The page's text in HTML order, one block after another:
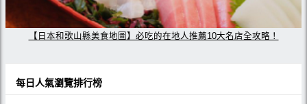
【日本和歌山縣美食地圖】必吃的在地人推薦10大名店全攻略！
每日人氣瀏覽排行榜